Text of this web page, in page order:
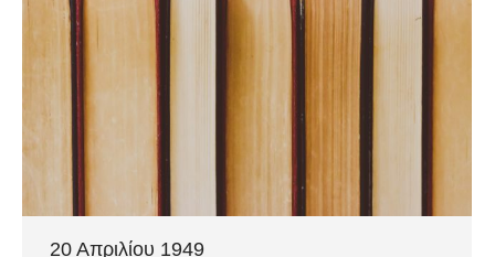
20 Απριλίου 1949